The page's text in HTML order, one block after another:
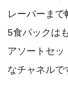
レーバーまで
5食パックは
アソートセッ
なチャネルで